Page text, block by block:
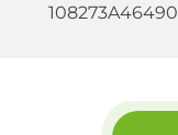
108273A46490